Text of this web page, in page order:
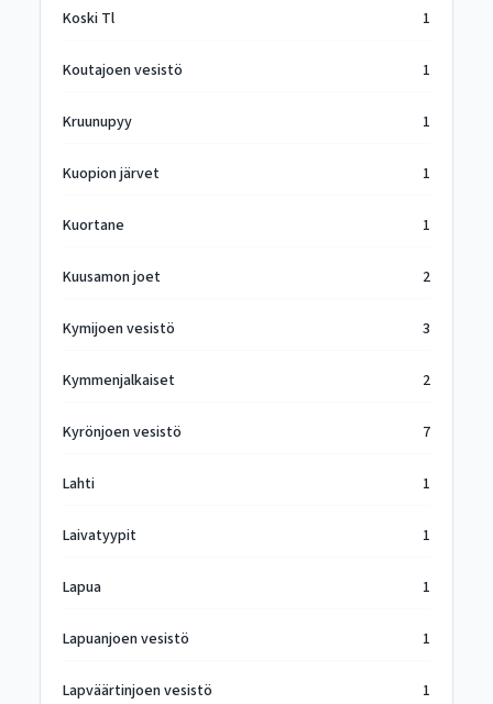
Koski Tl 1
Koutajoen vesistö 1
Kruunupyy 1
Kuopion järvet 1
Kuortane 1
Kuusamon joet 2
Kymijoen vesistö 3
Kymmenjalkaiset 2
Kyrönjoen vesistö 7
Lahti 1
Laivatyypit 1
Lapua 1
Lapuanjoen vesistö 1
Lapväärtinjoen vesistö 1